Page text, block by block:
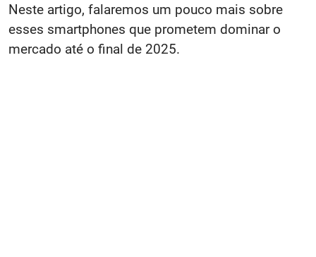
Neste artigo, falaremos um pouco mais sobre
esses smartphones que prometem dominar o
mercado até o final de 2025.